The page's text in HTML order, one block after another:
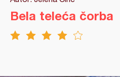
Bela teleća čorba